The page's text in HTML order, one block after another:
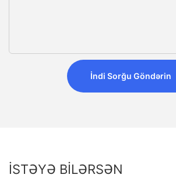
İndi Sorğu Göndərin
İSTƏYƏ BILƏRSƏN